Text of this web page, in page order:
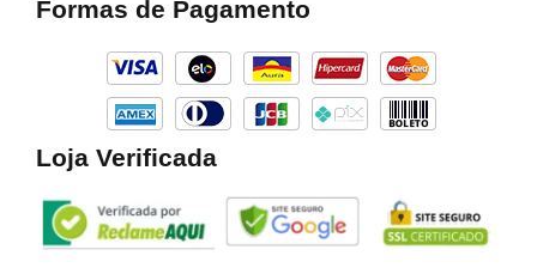
o
g
a
m
k
Formas de Pagamento
Loja Verificada